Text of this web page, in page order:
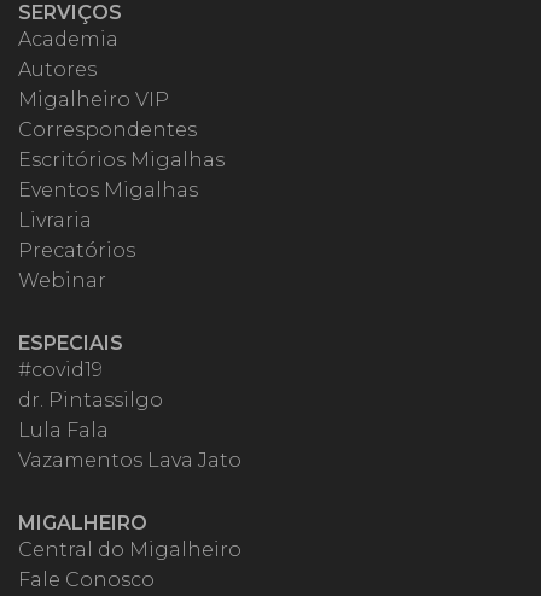
SERVIÇOS
Academia
Autores
Migalheiro VIP
Correspondentes
Escritórios Migalhas
Eventos Migalhas
Livraria
Precatórios
Webinar
ESPECIAIS
#covid19
dr. Pintassilgo
Lula Fala
Vazamentos Lava Jato
MIGALHEIRO
Central do Migalheiro
Fale Conosco